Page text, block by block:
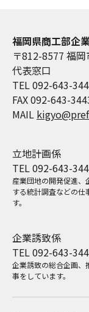
福岡県商工部企
〒812-8577 福
代表窓口
TEL 092-643-
FAX 092-643-
MAIL
立地計画係
TEL 092-643-
産業団地の開発促進、
する統計調査などの仕
す。
企業誘致係
TEL 092-643-
企業誘致の総合企画、
事をしています。